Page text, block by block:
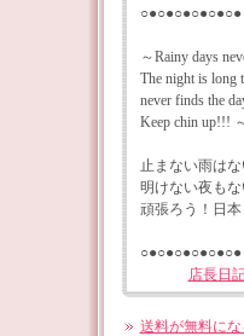
○●○●○●○●○●○●
～Rainy days
The night is long
never finds the
Keep chin up!!!
止まない雨はな
明けない夜もな
頑張ろう！日本
○●○●○●○●○●○●
店長日
送料が無料にな